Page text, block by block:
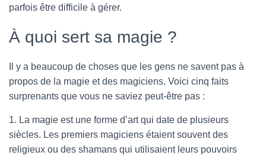
parfois être difficile à gérer.
À quoi sert sa magie ?
Il y a beaucoup de choses que les gens ne savent pas à
propos de la magie et des magiciens. Voici cinq faits
surprenants que vous ne saviez peut-être pas :
1. La magie est une forme d’art qui date de plusieurs
siècles. Les premiers magiciens étaient souvent des
religieux ou des shamans qui utilisaient leurs pouvoirs